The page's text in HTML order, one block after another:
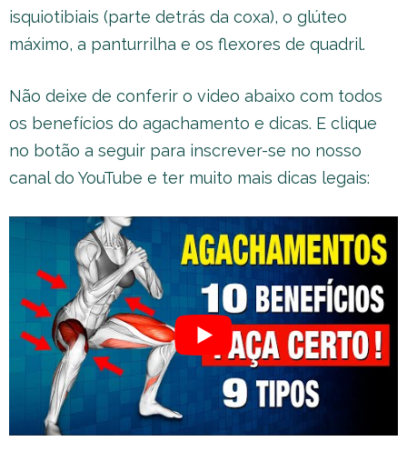
isquiotibiais (parte detrás da coxa), o glúteo
máximo, a panturrilha e os flexores de quadril.
Não deixe de conferir o video abaixo com todos
os benefícios do agachamento e dicas. E clique
no botão a seguir para inscrever-se no nosso
canal do YouTube e ter muito mais dicas legais: